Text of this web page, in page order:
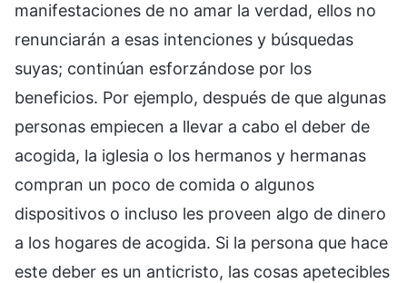
manifestaciones de no amar la verdad, ellos no
renunciarán a esas intenciones y búsquedas
suyas; continúan esforzándose por los
beneficios. Por ejemplo, después de que algunas
personas empiecen a llevar a cabo el deber de
acogida, la iglesia o los hermanos y hermanas
compran un poco de comida o algunos
dispositivos o incluso les proveen algo de dinero
a los hogares de acogida. Si la persona que hace
este deber es un anticristo, las cosas apetecibles